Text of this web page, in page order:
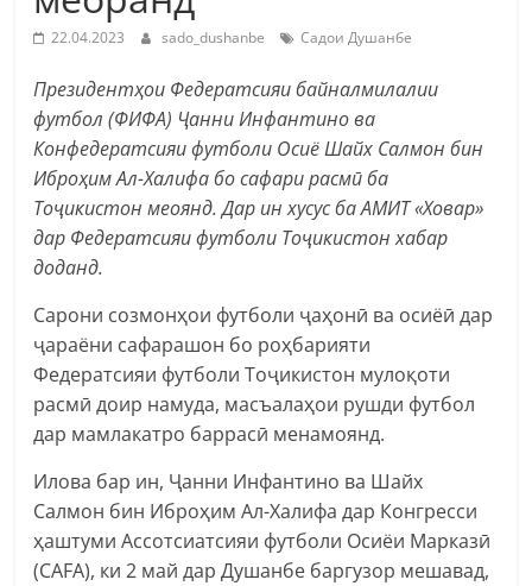
22.04.2023 sado_dushanbe Садои Душанбе
Президентҳои Федератсияи байналмилалии
футбол (ФИФА) Ҷанни Инфантино ва
Конфедератсияи футболи Осиё Шайх Салмон бин
Иброҳим Ал-Халифа бо сафари расмӣ ба
Тоҷикистон меоянд. Дар ин хусус ба АМИТ «Ховар»
дар Федератсияи футболи Тоҷикистон хабар
доданд.
Сарони созмонҳои футболи ҷаҳонӣ ва осиёӣ дар
ҷараёни сафарашон бо роҳбарияти
Федератсияи футболи Тоҷикистон мулоқоти
расмӣ доир намуда, масъалаҳои рушди футбол
дар мамлакатро баррасӣ менамоянд.
Илова бар ин, Ҷанни Инфантино ва Шайх
Салмон бин Иброҳим Ал-Халифа дар Конгресси
ҳаштуми Ассотсиатсияи футболи Осиёи Марказӣ
(CAFA), ки 2 май дар Душанбе баргузор мешавад,